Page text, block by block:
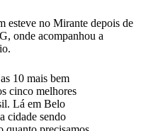
esteve no Mirante depois de
onde acompanhou a
10 mais bem
cinco melhores
Lá em Belo
cidade sendo